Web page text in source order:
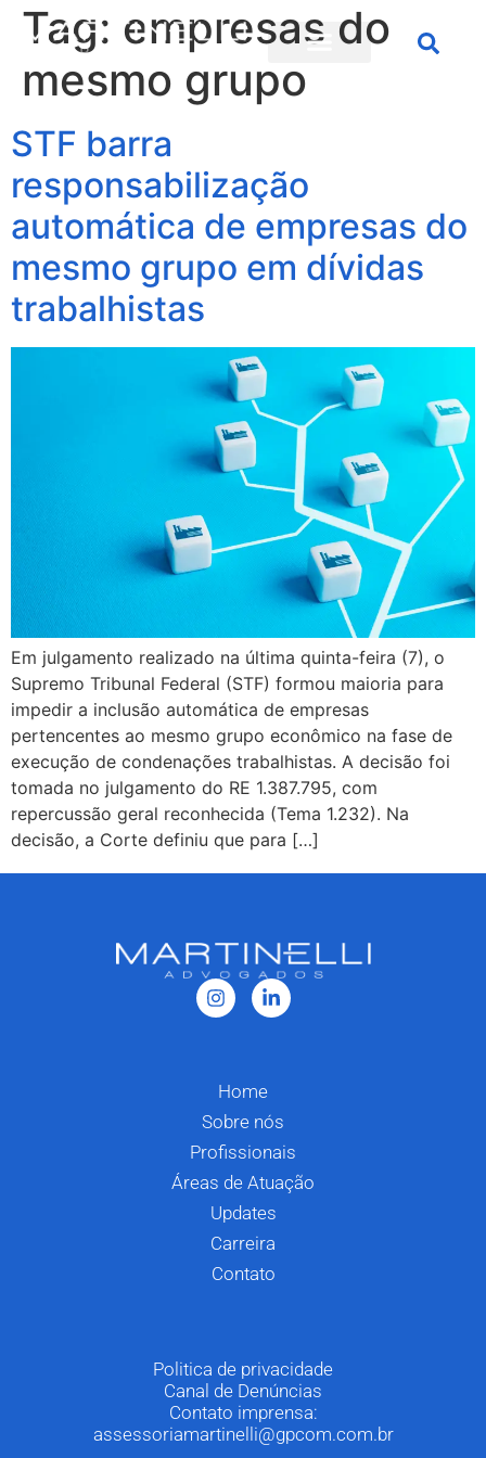
Tag: empresas do
mesmo grupo
STF barra
responsabilização
automática de empresas do
mesmo grupo em dívidas
trabalhistas
Em julgamento realizado na última quinta-feira (7), o
Supremo Tribunal Federal (STF) formou maioria para
impedir a inclusão automática de empresas
pertencentes ao mesmo grupo econômico na fase de
execução de condenações trabalhistas. A decisão foi
tomada no julgamento do RE 1.387.795, com
repercussão geral reconhecida (Tema 1.232). Na
decisão, a Corte definiu que para […]
Home
Sobre nós
Profissionais
Áreas de Atuação
Updates
Carreira
Contato
Politica de privacidade
Canal de Denúncias
Contato imprensa:
assessoriamartinelli@gpcom.com.br